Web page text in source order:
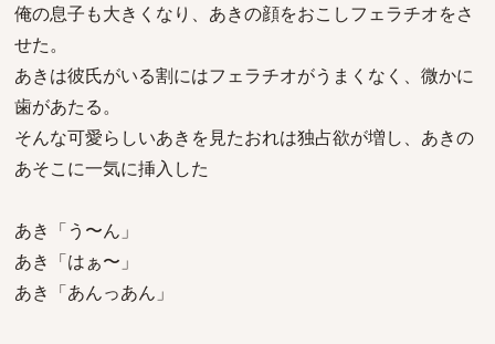
俺の息子も大きくなり、あきの顔をおこしフェラチオをさ
せた。
あきは彼氏がいる割にはフェラチオがうまくなく、微かに
歯があたる。
そんな可愛らしいあきを見たおれは独占欲が増し、あきの
あそこに一気に挿入した
あき「う〜ん」
あき「はぁ〜」
あき「あんっあん」